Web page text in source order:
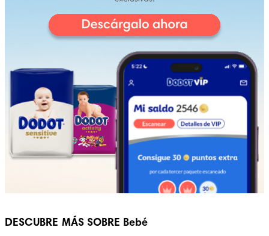
DESCUBRE MÁS SOBRE Bebé